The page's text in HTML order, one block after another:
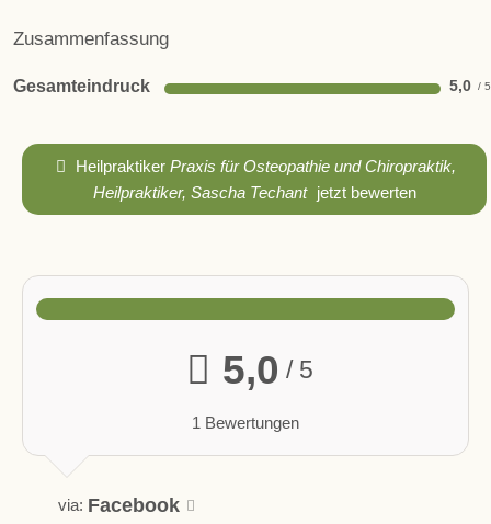
Zusammenfassung
Gesamteindruck 5,0
Heilpraktiker Praxis für Osteopathie und Chiropraktik,
Heilpraktiker, Sascha Techant
jetzt bewerten
5,0 / 5
1 Bewertungen
via: Facebook